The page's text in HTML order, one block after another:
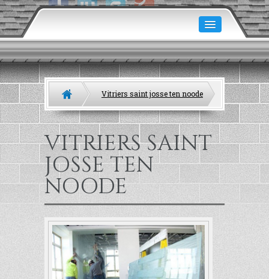
ACCUEIL
A PROPOS
NOS SERVICES
RÉALISATIONS
CONTACTS
Vitriers saint josse ten noode
VITRIERS SAINT
JOSSE TEN
NOODE